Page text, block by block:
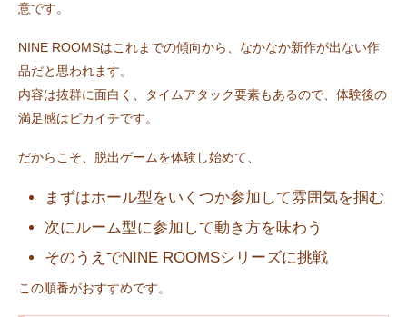
意です。
NINE ROOMSはこれまでの傾向から、なかなか新作が出ない作
品だと思われます。
内容は抜群に面白く、タイムアタック要素もあるので、体験後の
満足感はピカイチです。
だからこそ、脱出ゲームを体験し始めて、
まずはホール型をいくつか参加して雰囲気を掴む
次にルーム型に参加して動き方を味わう
そのうえでNINE ROOMSシリーズに挑戦
この順番がおすすめです。